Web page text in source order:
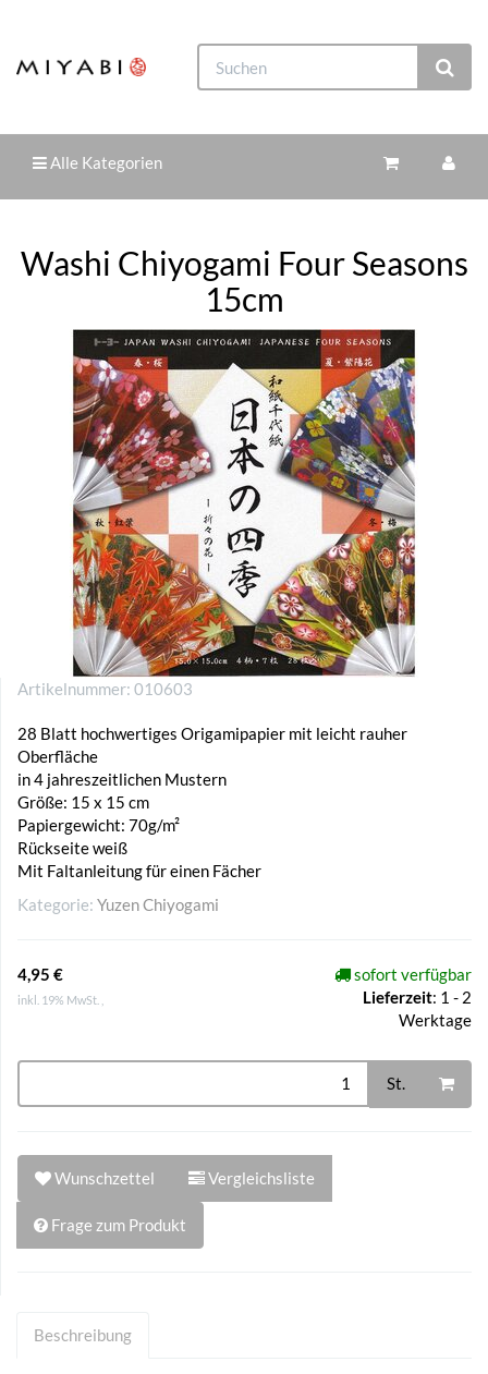
Alle Kategorien
Washi Chiyogami Four Seasons
15cm
Artikelnummer: 010603
28 Blatt hochwertiges Origamipapier mit leicht rauher
Oberfläche
in 4 jahreszeitlichen Mustern
Größe: 15 x 15 cm
Papiergewicht: 70g/m²
Rückseite weiß
Mit Faltanleitung für einen Fächer
Kategorie: Yuzen Chiyogami
4,95 €
inkl. 19% MwSt. ,
sofort verfügbar
Lieferzeit: 1 - 2
Werktage
St.
Wunschzettel Vergleichsliste
Frage zum Produkt
Beschreibung